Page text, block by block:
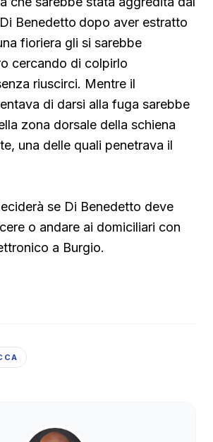
Benedetto dopo aver estratto
fioriera gli si sarebbe
cercando di colpirlo
riuscirci. Mentre il
di darsi alla fuga sarebbe
zona dorsale della schiena
una delle quali penetrava il
se Di Benedetto deve
o andare ai domiciliari con
a Burgio.